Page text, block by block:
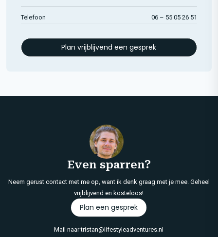
Telefoon 06 – 55 05 26 51
Plan vrijblijvend een gesprek
Even sparren?
Neem gerust contact met me op, want ik denk graag met je mee. Geheel
vrijblijvend en kosteloos!
Plan een gesprek
Mail naartristan@lifestyleadventures.nl